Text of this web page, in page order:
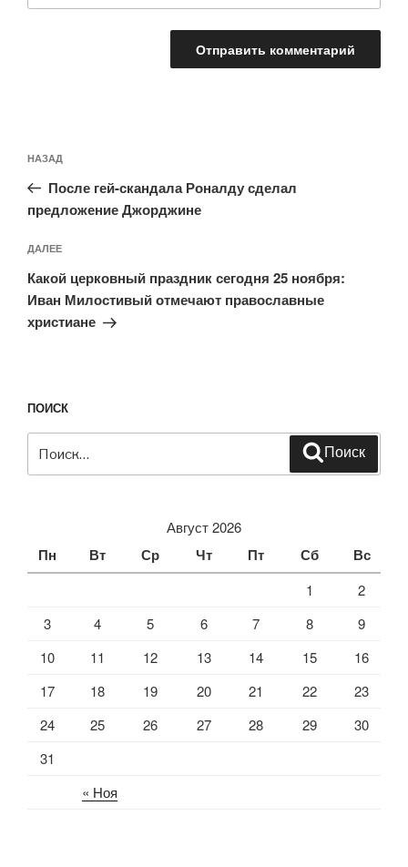
по
записям
Предыдущая
запись:
НАЗАД
После гей-скандала Роналду сделал
предложение Джорджине
Следующая
запись
ДАЛЕЕ
Какой церковный праздник сегодня 25 ноября:
Иван Милостивый отмечают православные
христиане
ПОИСК
Поиск
Август 2026
Пн Вт Ср Чт Пт Сб Вс
« Ноя
1
2
3
4 5 6 7 8
9
10
11 12 13 14 15
16
17
18 19 20 21 22
23
24
25 26 27 28 29
30
31